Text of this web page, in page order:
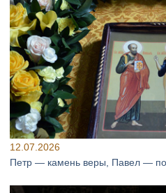
12.07.2026
Петр — камень веры, Павел —